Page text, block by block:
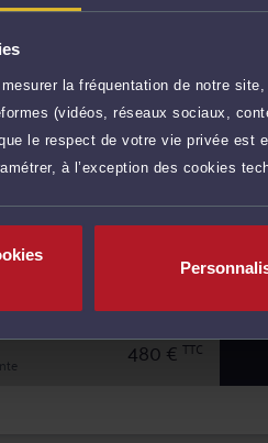
la fréquentation de notre
(vidéos, réseaux sociaux,
le respect de votre vie privée est
à l’exception des cookies
et d'Arbitrage de Paris
240 €
240 €TTC
90 € TTC
90 €TTC
480 €TTC